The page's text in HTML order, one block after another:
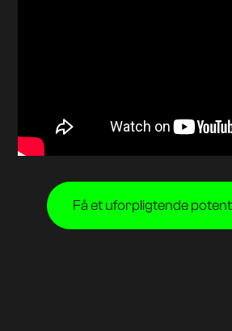
Få et uforpligtende